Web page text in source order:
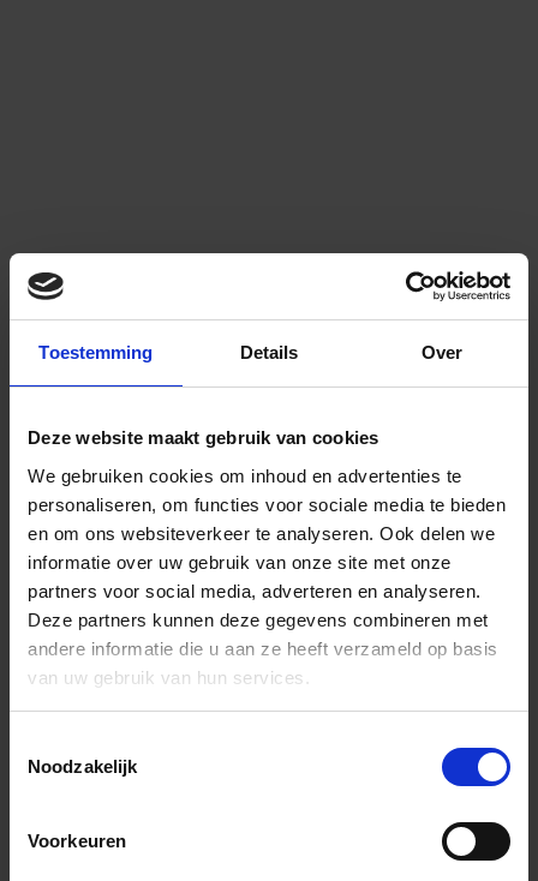
Toestemming Details Over
Deze website maakt gebruik van cookies
We gebruiken cookies om inhoud en advertenties te
personaliseren, om functies voor sociale media te bieden
en om ons websiteverkeer te analyseren. Ook delen we
informatie over uw gebruik van onze site met onze
partners voor social media, adverteren en analyseren.
Deze partners kunnen deze gegevens combineren met
andere informatie die u aan ze heeft verzameld op basis
van uw gebruik van hun services.
Noodzakelijk
Voorkeuren